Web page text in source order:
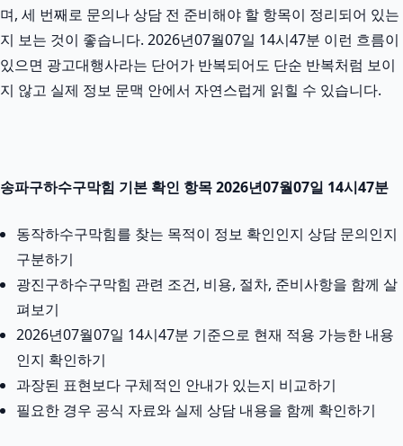
며, 세 번째로 문의나 상담 전 준비해야 할 항목이 정리되어 있는
지 보는 것이 좋습니다. 2026년07월07일 14시47분 이런 흐름이
있으면 광고대행사라는 단어가 반복되어도 단순 반복처럼 보이
지 않고 실제 정보 문맥 안에서 자연스럽게 읽힐 수 있습니다.
송파구하수구막힘 기본 확인 항목 2026년07월07일 14시47분
동작하수구막힘를 찾는 목적이 정보 확인인지 상담 문의인지
구분하기
광진구하수구막힘 관련 조건, 비용, 절차, 준비사항을 함께 살
펴보기
2026년07월07일 14시47분 기준으로 현재 적용 가능한 내용
인지 확인하기
과장된 표현보다 구체적인 안내가 있는지 비교하기
필요한 경우 공식 자료와 실제 상담 내용을 함께 확인하기